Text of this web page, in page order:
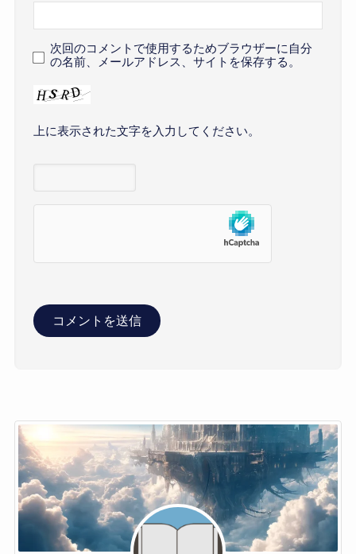
次回のコメントで使用するためブラウザーに自分
の名前、メールアドレス、サイトを保存する。
上に表示された文字を入力してください。